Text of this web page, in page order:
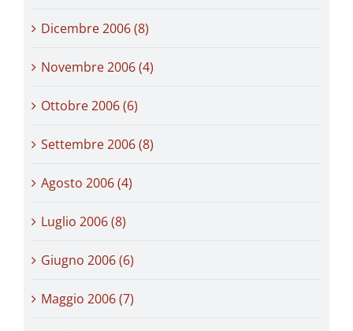
Dicembre 2006 (8)
Novembre 2006 (4)
Ottobre 2006 (6)
Settembre 2006 (8)
Agosto 2006 (4)
Luglio 2006 (8)
Giugno 2006 (6)
Maggio 2006 (7)